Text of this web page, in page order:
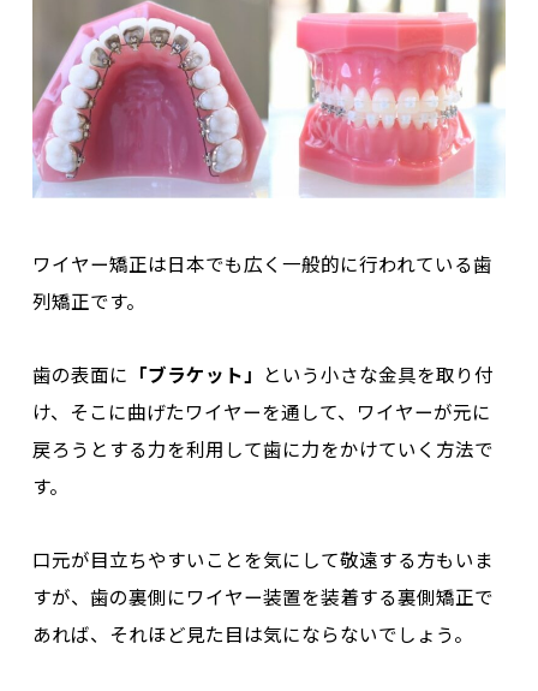
ワイヤー矯正は日本でも広く一般的に行われている歯
列矯正です。
歯の表面に 「ブラケット」 という小さな金具を取り付
け、そこに曲げたワイヤーを通して、ワイヤーが元に
戻ろうとする力を利用して歯に力をかけていく方法で
す。
口元が目立ちやすいことを気にして敬遠する方もいま
すが、歯の裏側にワイヤー装置を装着する裏側矯正で
あれば、それほど見た目は気にならないでしょう。